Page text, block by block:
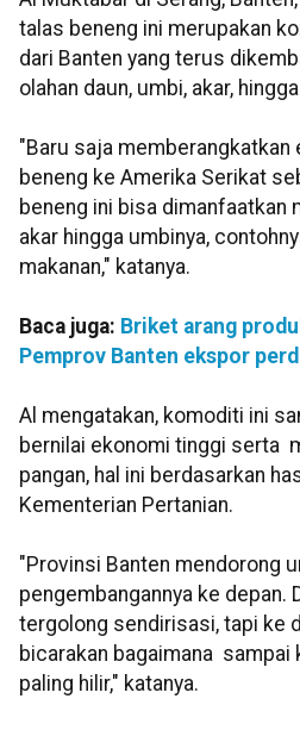
talas beneng ini merupakan
dari Banten yang terus
olahan daun, umbi, akar,
"Baru saja memberangkatkan
beneng ke Amerika Serikat
beneng ini bisa dimanfaatkan
akar hingga umbinya,
makanan," katanya.
Baca juga: Briket arang
Pemprov Banten ekspor
Al mengatakan, komoditi ini
bernilai ekonomi tinggi serta
pangan, hal ini berdasarkan
Kementerian Pertanian.
"Provinsi Banten mendorong
pengembangannya ke depan.
tergolong sendirisasi, tapi ke
bicarakan bagaimana
paling hilir," katanya.